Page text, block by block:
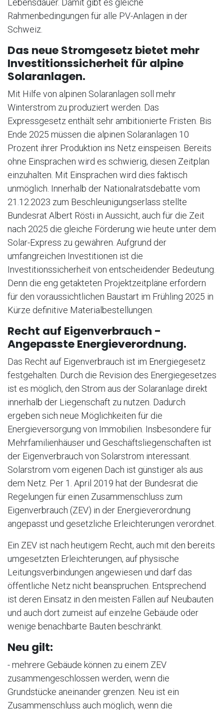
Lebensdauer. Damit gibt es gleiche
Rahmenbedingungen für alle PV-Anlagen in der
Schweiz.
Das neue Stromgesetz bietet mehr
Investitionssicherheit für alpine
Solaranlagen.
Mit Hilfe von alpinen Solaranlagen soll mehr
Winterstrom zu produziert werden. Das
Expressgesetz enthält sehr ambitionierte Fristen. Bis
Ende 2025 müssen die alpinen Solaranlagen 10
Prozent ihrer Produktion ins Netz einspeisen. Bereits
ohne Einsprachen wird es schwierig, diesen Zeitplan
einzuhalten. Mit Einsprachen wird dies faktisch
unmöglich. Innerhalb der Nationalratsdebatte vom
21.12.2023 zum Beschleunigungserlass stellte
Bundesrat Albert Rösti in Aussicht, auch für die Zeit
nach 2025 die gleiche Förderung wie heute unter dem
Solar-Express zu gewähren. Aufgrund der
umfangreichen Investitionen ist die
Investitionssicherheit von entscheidender Bedeutung.
Denn die eng getakteten Projektzeitpläne erfordern
für den voraussichtlichen Baustart im Frühling 2025 in
Kürze definitive Materialbestellungen.
Recht auf Eigenverbrauch -
Angepasste Energieverordnung.
Das Recht auf Eigenverbrauch ist im Energiegesetz
festgehalten. Durch die Revision des Energiegesetzes
ist es möglich, den Strom aus der Solaranlage direkt
innerhalb der Liegenschaft zu nutzen. Dadurch
ergeben sich neue Möglichkeiten für die
Energieversorgung von Immobilien. Insbesondere für
Mehrfamilienhäuser und Geschäftsliegenschaften ist
der Eigenverbrauch von Solarstrom interessant.
Solarstrom vom eigenen Dach ist günstiger als aus
dem Netz. Per 1. April 2019 hat der Bundesrat die
Regelungen für einen Zusammenschluss zum
Eigenverbrauch (ZEV) in der Energieverordnung
angepasst und gesetzliche Erleichterungen verordnet.
Ein ZEV ist nach heutigem Recht, auch mit den bereits
umgesetzten Erleichterungen, auf physische
Leitungsverbindungen angewiesen und darf das
öffentliche Netz nicht beanspruchen. Entsprechend
ist deren Einsatz in den meisten Fällen auf Neubauten
und auch dort zumeist auf einzelne Gebäude oder
wenige benachbarte Bauten beschränkt.
Neu gilt:
- mehrere Gebäude können zu einem ZEV
zusammengeschlossen werden, wenn die
Grundstücke aneinander grenzen. Neu ist ein
Zusammenschluss auch möglich, wenn die